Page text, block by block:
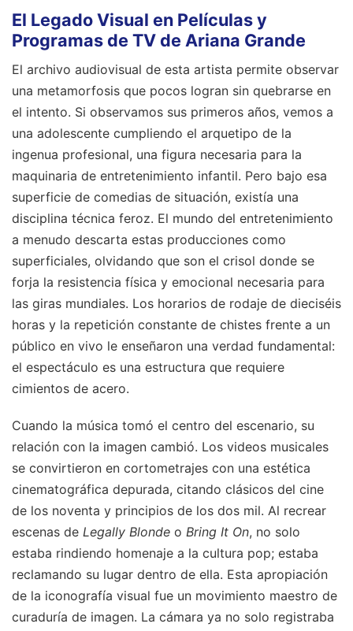
El Legado Visual en Películas y
Programas de TV de Ariana Grande
El archivo audiovisual de esta artista permite observar
una metamorfosis que pocos logran sin quebrarse en
el intento. Si observamos sus primeros años, vemos a
una adolescente cumpliendo el arquetipo de la
ingenua profesional, una figura necesaria para la
maquinaria de entretenimiento infantil. Pero bajo esa
superficie de comedias de situación, existía una
disciplina técnica feroz. El mundo del entretenimiento
a menudo descarta estas producciones como
superficiales, olvidando que son el crisol donde se
forja la resistencia física y emocional necesaria para
las giras mundiales. Los horarios de rodaje de dieciséis
horas y la repetición constante de chistes frente a un
público en vivo le enseñaron una verdad fundamental:
el espectáculo es una estructura que requiere
cimientos de acero.
Cuando la música tomó el centro del escenario, su
relación con la imagen cambió. Los videos musicales
se convirtieron en cortometrajes con una estética
cinematográfica depurada, citando clásicos del cine
de los noventa y principios de los dos mil. Al recrear
escenas de Legally Blonde o Bring It On, no solo
estaba rindiendo homenaje a la cultura pop; estaba
reclamando su lugar dentro de ella. Esta apropiación
de la iconografía visual fue un movimiento maestro de
curaduría de imagen. La cámara ya no solo registraba